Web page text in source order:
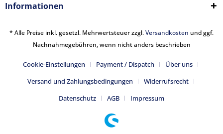
Informationen
* Alle Preise inkl. gesetzl. Mehrwertsteuer zzgl.Versandkosten und ggf.
Nachnahmegebühren, wenn nicht anders beschrieben
Cookie-Einstellungen Payment / Dispatch
Über uns
Versand und Zahlungsbedingungen
Widerrufsrecht
Datenschutz
AGB Impressum